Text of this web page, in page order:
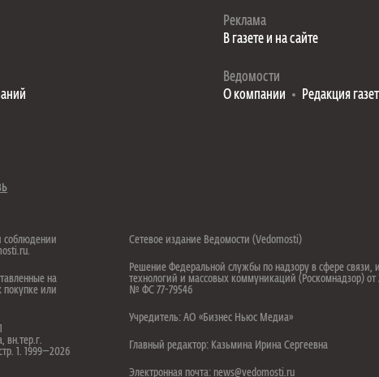
Реклама
В газете и на сайте
Ведомости
О компании
Редакция
соблюдении
на
покупке или
вн.тер.г.
1. 1999—2026
Сетевое издание Ведомости (Vedomosti)
Решение Федеральной службы по надзору в сфере
технологий и массовых коммуникаций (Роскомнадзор) от
№ ФС 77-79546
Учредитель: АО «Бизнес Ньюс Медиа»
Главный редактор: Казьмина Ирина Сергеевна
Электронная почта: news@vedomosti.ru